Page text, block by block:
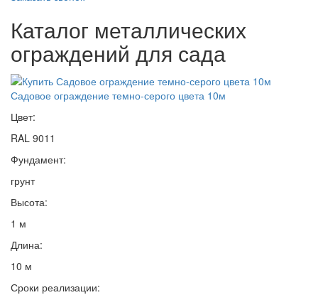
Каталог металлических
ограждений для сада
Садовое ограждение темно-серого цвета 10м
Цвет:
RAL 9011
Фундамент:
грунт
Высота:
1 м
Длина:
10 м
Сроки реализации: